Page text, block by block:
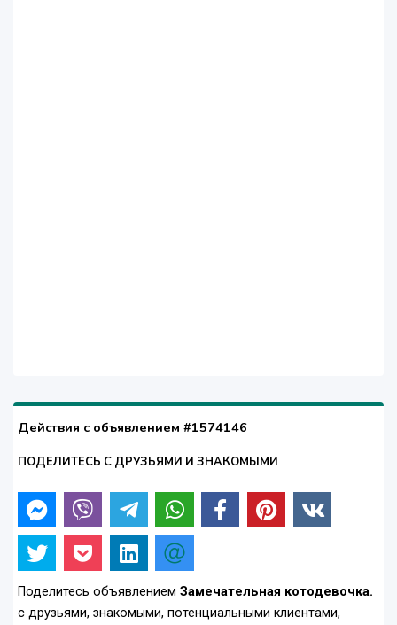
Действия с объявлением #1574146
ПОДЕЛИТЕСЬ С ДРУЗЬЯМИ И ЗНАКОМЫМИ
Поделитесь объявлением Замечательная котодевочка.
с друзьями, знакомыми, потенциальными клиентами,